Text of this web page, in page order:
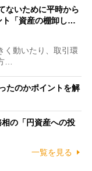
ないために平時から
ト「資産の棚卸し…
動いたり、取引環
…
たのかポイントを解
相の「円資産への投
一覧を見る